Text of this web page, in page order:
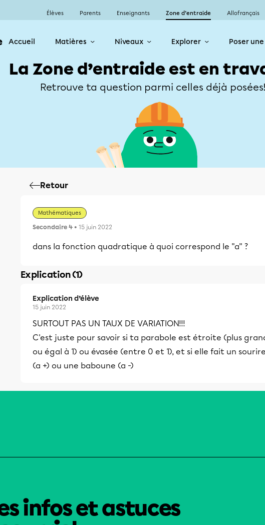
Élèves Parents Enseignants Zone d’entraide Allofrançais
Accueil Matières Niveaux Explorer Poser
La Zone d’entraide est en
Retrouve ta question parmi celles déjà
Retour
Mathématiques
Secondaire 4 • 15 juin 2022
dans la fonction quadratique à quoi correspond le "a" ?
Explication (1)
Explication d’élève
15 juin 2022
SURTOUT PAS UN TAUX DE VARIATION!!!
C'est juste pour savoir si ta parabole est étroite (plus
ou égal à 1) ou évasée (entre 0 et 1), et si elle fait un
(a +) ou une baboune (a -)
infos et astuces